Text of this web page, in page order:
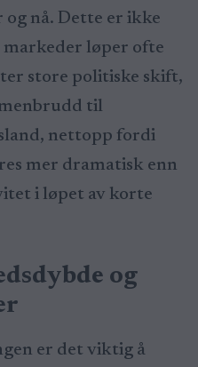
nå. Dette er ikke
løper ofte
store politiske skift,
til
nettopp fordi
mer dramatisk enn
i løpet av korte
og
er det viktig å